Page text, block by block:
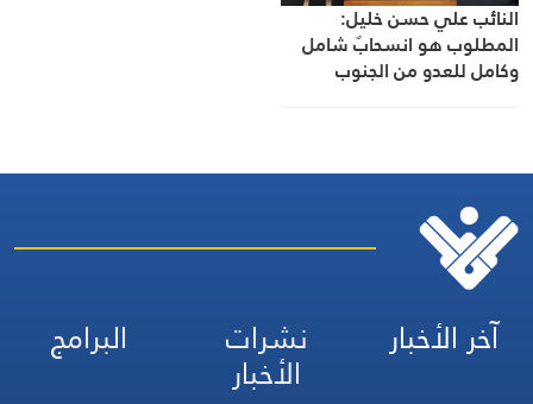
النائب علي حسن خليل:
المطلوب هو انسحابٌ شامل
وكامل للعدو من الجنوب
آخر الأخبار نشرات
الأخبار
البرامج